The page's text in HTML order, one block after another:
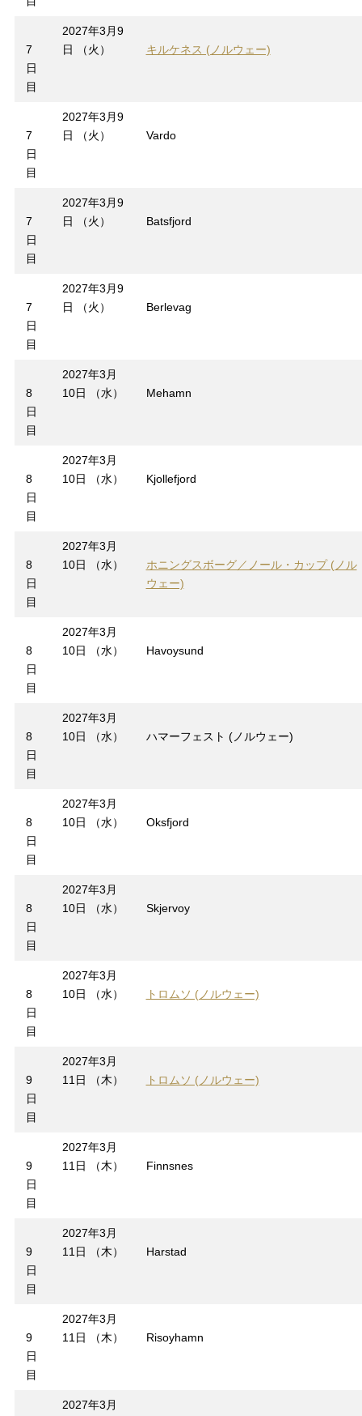
7
日
目
2027年3月9
日 （火）
キルケネス (ノルウェー)
7
日
目
2027年3月9
日 （火）
Vardo
7
日
目
2027年3月9
日 （火）
Batsfjord
7
日
目
2027年3月9
日 （火）
Berlevag
8
日
目
2027年3月
10日 （水）
Mehamn
8
日
目
2027年3月
10日 （水）
Kjollefjord
8
日
目
2027年3月
10日 （水）
ホニングスボーグ／ノール・カップ (ノル
ウェー)
8
日
目
2027年3月
10日 （水）
Havoysund
8
日
目
2027年3月
10日 （水）
ハマーフェスト (ノルウェー)
8
日
目
2027年3月
10日 （水）
Oksfjord
8
日
目
2027年3月
10日 （水）
Skjervoy
8
日
目
2027年3月
10日 （水）
トロムソ (ノルウェー)
9
日
目
2027年3月
11日 （木）
トロムソ (ノルウェー)
9
日
目
2027年3月
11日 （木）
Finnsnes
9
日
目
2027年3月
11日 （木）
Harstad
9
日
目
2027年3月
11日 （木）
Risoyhamn
2027年3月